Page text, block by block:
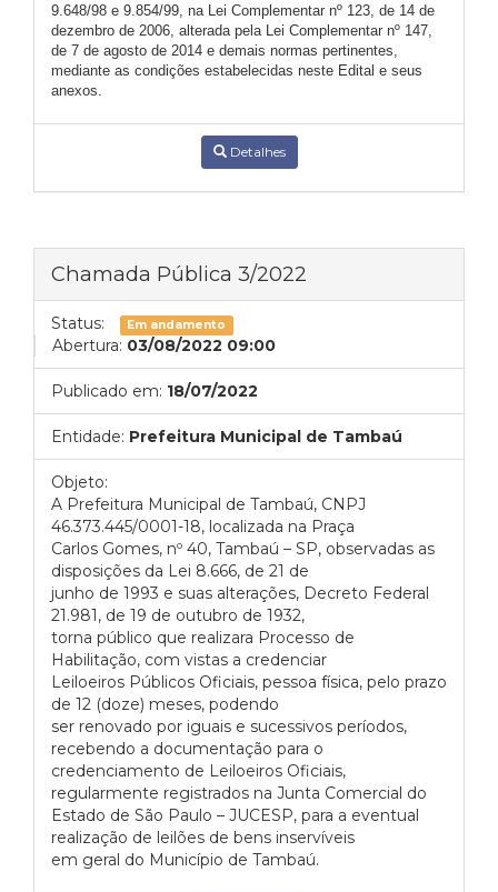
9.648/98 e 9.854/99, na Lei Complementar nº 123, de 14 de
dezembro de 2006, alterada pela Lei Complementar nº 147,
de 7 de agosto de 2014 e demais normas pertinentes,
mediante as condições estabelecidas neste Edital e seus
anexos.
Detalhes
Chamada Pública 3/2022
Status: Em andamento
Abertura: 03/08/2022 09:00
Publicado em: 18/07/2022
Entidade: Prefeitura Municipal de Tambaú
Objeto:
A Prefeitura Municipal de Tambaú, CNPJ
46.373.445/0001-18, localizada na Praça
Carlos Gomes, nº 40, Tambaú – SP, observadas as
disposições da Lei 8.666, de 21 de
junho de 1993 e suas alterações, Decreto Federal
21.981, de 19 de outubro de 1932,
torna público que realizara Processo de
Habilitação, com vistas a credenciar
Leiloeiros Públicos Oficiais, pessoa física, pelo prazo
de 12 (doze) meses, podendo
ser renovado por iguais e sucessivos períodos,
recebendo a documentação para o
credenciamento de Leiloeiros Oficiais,
regularmente registrados na Junta Comercial do
Estado de São Paulo – JUCESP, para a eventual
realização de leilões de bens inservíveis
em geral do Município de Tambaú.